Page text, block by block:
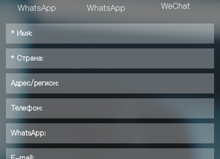
WhatsApp WhatsApp WeChat